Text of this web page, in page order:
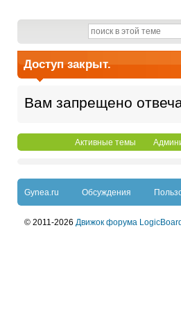
Доступ закрыт.
Вам запрещено
Активные темы
Gynea.ru Обсуждения
© 2011-2026 Движок форума LogicBoard